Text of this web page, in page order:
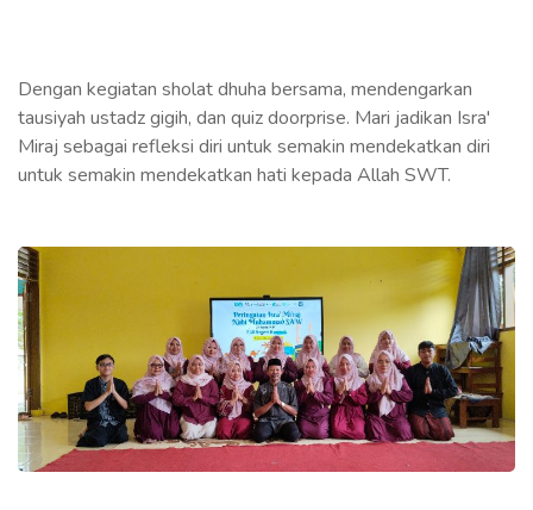
Dengan kegiatan sholat dhuha bersama, mendengarkan
tausiyah ustadz gigih, dan quiz doorprise. Mari jadikan Isra'
Miraj sebagai refleksi diri untuk semakin mendekatkan diri
untuk semakin mendekatkan hati kepada Allah SWT.